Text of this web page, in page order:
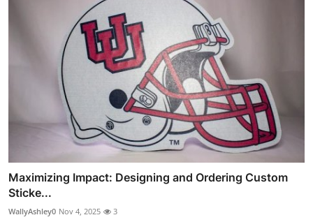
Maximizing Impact: Designing and Ordering Custom
Sticke...
WallyAshley0 Nov 4, 2025 3